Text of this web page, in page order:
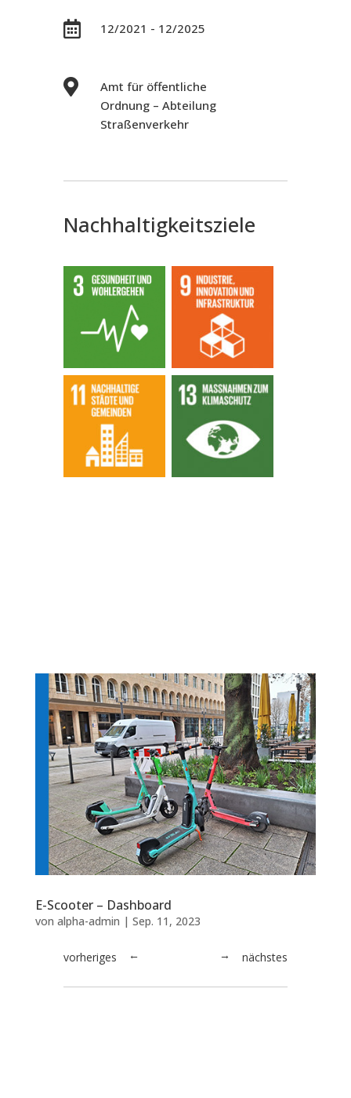
 12/2021 - 12/2025

Amt für öffentliche
Ordnung – Abteilung
Straßenverkehr
Nachhaltigkeitsziele
E-Scooter – Dashboard
von alpha-admin | Sep. 11, 2023
← nächstes
vorheriges →